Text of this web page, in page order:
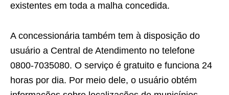
existentes em toda a malha concedida.
A concessionária também tem à disposição do
usuário a Central de Atendimento no telefone
0800-7035080. O serviço é gratuito e funciona 24
horas por dia. Por meio dele, o usuário obtém